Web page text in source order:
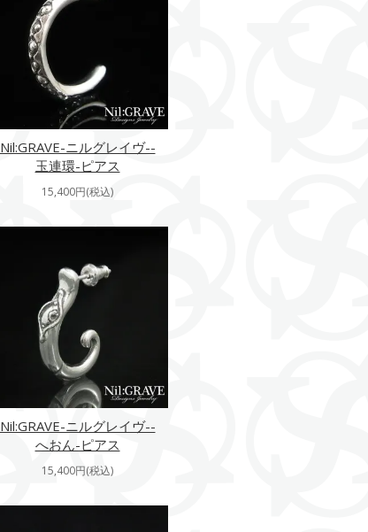
Nil:GRAVE-ニルグレイヴ--
玉連環-ピアス
15,400円(税込)
Nil:GRAVE-ニルグレイヴ--
へおん-ピアス
15,400円(税込)